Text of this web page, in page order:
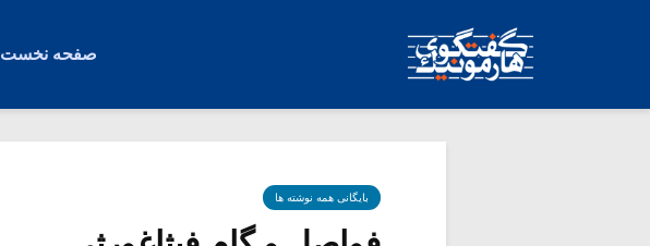
صفحه نخست
بایگانی همه نوشته ها